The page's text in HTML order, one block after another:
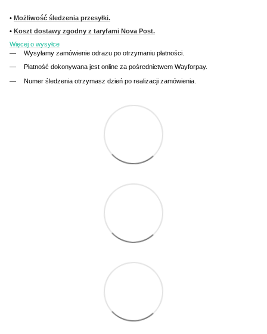
• Możliwość śledzenia przesyłki.
• Koszt dostawy zgodny z taryfami Nova Post.
Więcej o wysyłce
Wysyłamy zamówienie odrazu po otrzymaniu płatności.
Płatność dokonywana jest online za pośrednictwem Wayforpay.
Numer śledzenia otrzymasz dzień po realizacji zamówienia.